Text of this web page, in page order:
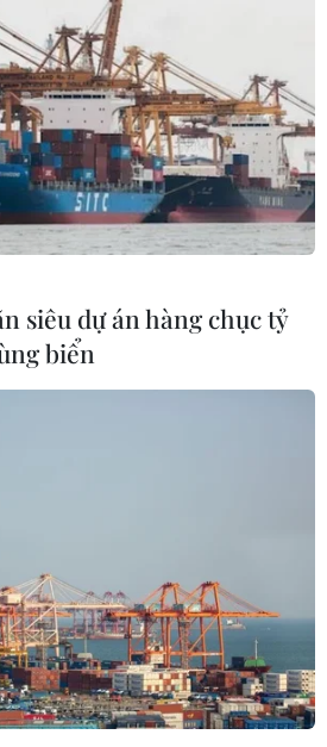
dựng, trường đua F1 tại Hà Nội
mục cố định gồm tòa nhà Pit
tiêu chuẩn của Liên đoàn Đua
tại Italy vẫn lạc quan
siêu dự án hàng chục tỷ
biển